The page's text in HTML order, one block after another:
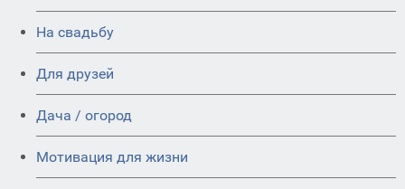
На свадьбу
Для друзей
Дача / огород
Мотивация для жизни